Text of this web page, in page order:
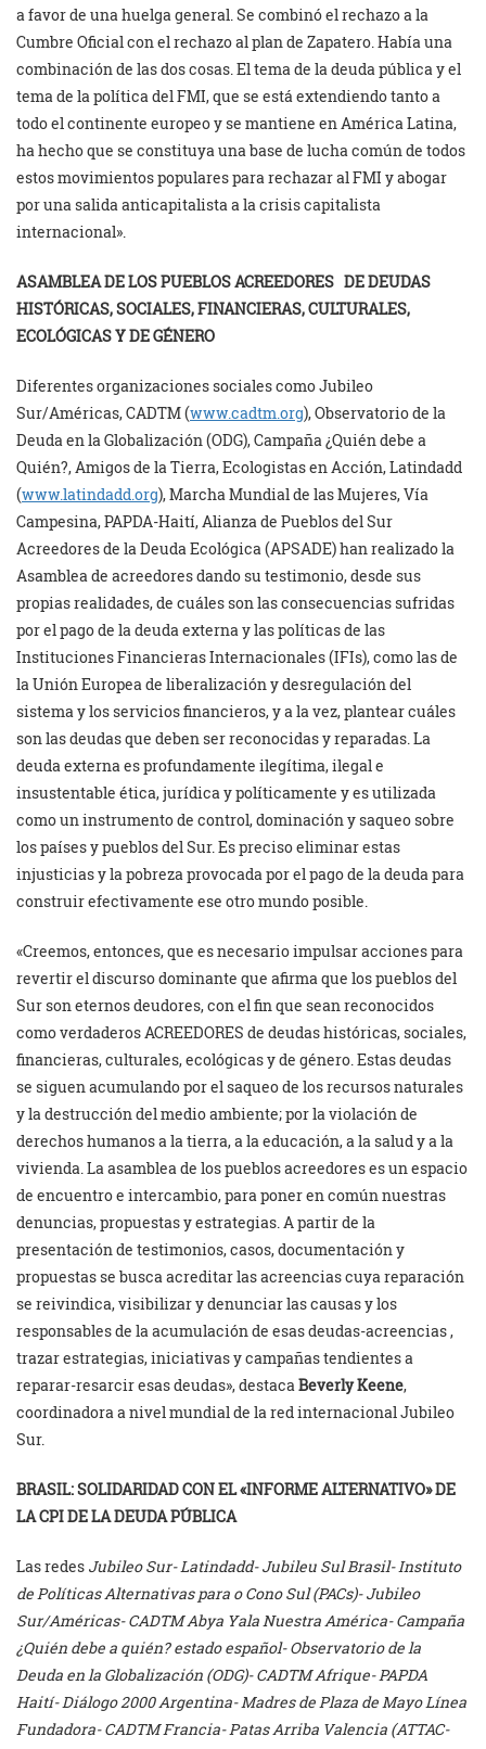
a favor de una huelga general. Se combinó el rechazo a la
Cumbre Oficial con el rechazo al plan de Zapatero. Había una
combinación de las dos cosas. El tema de la deuda pública y el
tema de la política del FMI, que se está extendiendo tanto a
todo el continente europeo y se mantiene en América Latina,
ha hecho que se constituya una base de lucha común de todos
estos movimientos populares para rechazar al FMI y abogar
por una salida anticapitalista a la crisis capitalista
internacional».
ASAMBLEA DE LOS PUEBLOS ACREEDORES DE DEUDAS
HISTÓRICAS, SOCIALES, FINANCIERAS, CULTURALES,
ECOLÓGICAS Y DE GÉNERO
Diferentes organizaciones sociales como Jubileo
Sur/Américas, CADTM (www.cadtm.org), Observatorio de la
Deuda en la Globalización (ODG), Campaña ¿Quién debe a
Quién?, Amigos de la Tierra, Ecologistas en Acción, Latindadd
(www.latindadd.org), Marcha Mundial de las Mujeres, Vía
Campesina, PAPDA-Haití, Alianza de Pueblos del Sur
Acreedores de la Deuda Ecológica (APSADE) han realizado la
Asamblea de acreedores dando su testimonio, desde sus
propias realidades, de cuáles son las consecuencias sufridas
por el pago de la deuda externa y las políticas de las
Instituciones Financieras Internacionales (IFIs), como las de
la Unión Europea de liberalización y desregulación del
sistema y los servicios financieros, y a la vez, plantear cuáles
son las deudas que deben ser reconocidas y reparadas. La
deuda externa es profundamente ilegítima, ilegal e
insustentable ética, jurídica y políticamente y es utilizada
como un instrumento de control, dominación y saqueo sobre
los países y pueblos del Sur. Es preciso eliminar estas
injusticias y la pobreza provocada por el pago de la deuda para
construir efectivamente ese otro mundo posible.
«Creemos, entonces, que es necesario impulsar acciones para
revertir el discurso dominante que afirma que los pueblos del
Sur son eternos deudores, con el fin que sean reconocidos
como verdaderos ACREEDORES de deudas históricas, sociales,
financieras, culturales, ecológicas y de género. Estas deudas
se siguen acumulando por el saqueo de los recursos naturales
y la destrucción del medio ambiente; por la violación de
derechos humanos a la tierra, a la educación, a la salud y a la
vivienda. La asamblea de los pueblos acreedores es un espacio
de encuentro e intercambio, para poner en común nuestras
denuncias, propuestas y estrategias. A partir de la
presentación de testimonios, casos, documentación y
propuestas se busca acreditar las acreencias cuya reparación
se reivindica, visibilizar y denunciar las causas y los
responsables de la acumulación de esas deudas-acreencias ,
trazar estrategias, iniciativas y campañas tendientes a
reparar-resarcir esas deudas», destaca Beverly Keene,
coordinadora a nivel mundial de la red internacional Jubileo
Sur.
BRASIL: SOLIDARIDAD CON EL «INFORME ALTERNATIVO» DE
LA CPI DE LA DEUDA PÚBLICA
Las redes Jubileo Sur- Latindadd- Jubileu Sul Brasil- Instituto
de Políticas Alternativas para o Cono Sul (PACs)- Jubileo
Sur/Américas- CADTM Abya Yala Nuestra América- Campaña
¿Quién debe a quién? estado español- Observatorio de la
Deuda en la Globalización (ODG)- CADTM Afrique- PAPDA
Haití- Diálogo 2000 Argentina- Madres de Plaza de Mayo Línea
Fundadora- CADTM Francia- Patas Arriba Valencia (ATTAC-